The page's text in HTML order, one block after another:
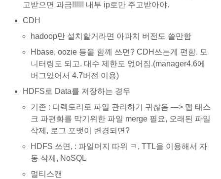
고받으면 과금!!!!!! 내부 ip로만 주고받아야.
CDH
hadoop만 설치할거라면 아파치 버전도 쓸만함
Hbase, oozie 등을 함꼐 쓰면? CDH쓰는게 편함. 모
니터링도 되고. 대수 제한도 없어짐.(manager4.6에
버그있어서 4.7버전 이용)
HDFS로 Data를 저장하는 경우
기존 : 디렉토리로 파일 관리하기 귀찮음 —> 맵 태스
크 파편화를 막기위한 파일 merge 필요, 오래된 파일
삭제, 로그 포맷이 변경되면?
HDFS 쓰면, : 파일머지 따위 ㅋ, TTL을 이용해서 자
동 삭제, NoSQL
멀티스캔